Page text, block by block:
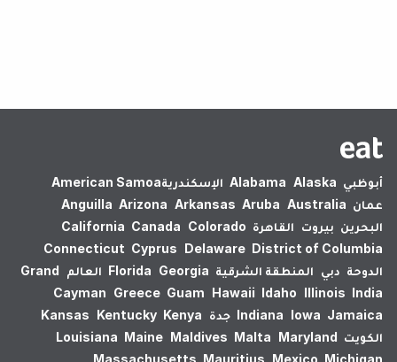
أبوظبي Alabama Alaska الإسكندرية‎American Samoa
عمان
Anguilla Arizona Arkansas Aruba Australia
البحرين بيروت القاهرة California Canada Colorado
Connecticut Cyprus Delaware District of Columbia
الدوحة دبي المنطقة الشرقية Florida Georgia العالم
Grand
Cayman Greece Guam Hawaii Idaho Illinois India
Indiana Iowa Jamaica جدة Kansas Kentucky Kenya
الكويت
Louisiana Maine Maldives Malta Maryland